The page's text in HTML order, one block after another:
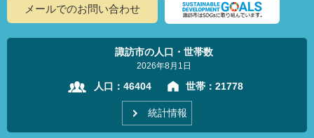
メールでのお問い合わせ
諏訪市の人口・世帯数
2026年8月1日
人口： 46404 世帯： 21778
統計情報